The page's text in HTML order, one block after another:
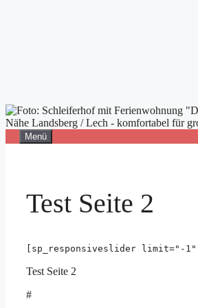
Zum
Inhalt
Menü
Test Seite 2
[sp_responsiveslider limit="-1"]
Test Seite 2
#